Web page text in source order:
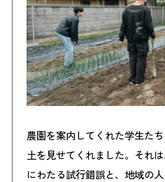
農園を案内してくれた学生た
土を見せてくれました。それ
にわたる試行錯誤と、地域の